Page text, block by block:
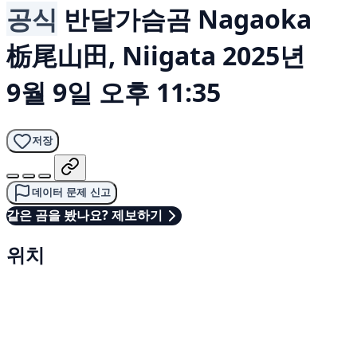
공식 반달가슴곰 Nagaoka
栃尾山田, Niigata 2025년
9월 9일 오후 11:35
저장
데이터 문제 신고
같은 곰을 봤나요? 제보하기
위치